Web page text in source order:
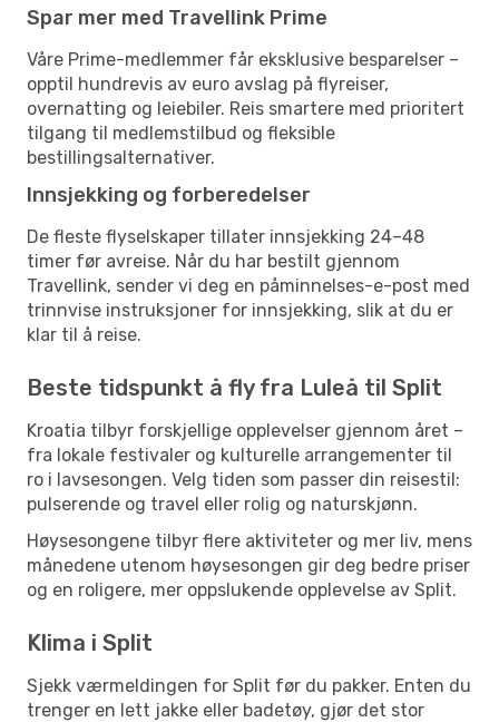
Spar mer med Travellink Prime
Våre Prime-medlemmer får eksklusive besparelser –
opptil hundrevis av euro avslag på flyreiser,
overnatting og leiebiler. Reis smartere med prioritert
tilgang til medlemstilbud og fleksible
bestillingsalternativer.
Innsjekking og forberedelser
De fleste flyselskaper tillater innsjekking 24–48
timer før avreise. Når du har bestilt gjennom
Travellink, sender vi deg en påminnelses-e-post med
trinnvise instruksjoner for innsjekking, slik at du er
klar til å reise.
Beste tidspunkt å fly fra Luleå til Split
Kroatia tilbyr forskjellige opplevelser gjennom året –
fra lokale festivaler og kulturelle arrangementer til
ro i lavsesongen. Velg tiden som passer din reisestil:
pulserende og travel eller rolig og naturskjønn.
Høysesongene tilbyr flere aktiviteter og mer liv, mens
månedene utenom høysesongen gir deg bedre priser
og en roligere, mer oppslukende opplevelse av Split.
Klima i Split
Sjekk værmeldingen for Split før du pakker. Enten du
trenger en lett jakke eller badetøy, gjør det stor